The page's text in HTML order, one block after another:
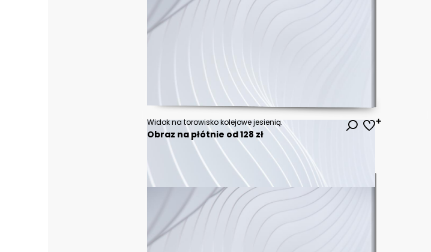
Widok na torowisko kolejowe jesienią.
Obraz na płótnie od 128 zł